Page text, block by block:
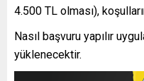
4.500 TL olması),
Nasıl başvuru yapılır
yüklenecektir.